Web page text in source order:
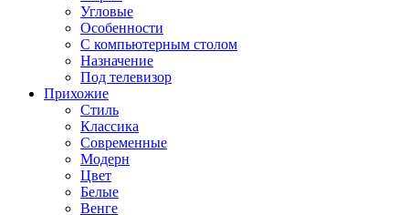
Угловые
Особенности
С компьютерным столом
Назначение
Под телевизор
Прихожие
Стиль
Классика
Современные
Модерн
Цвет
Белые
Венге